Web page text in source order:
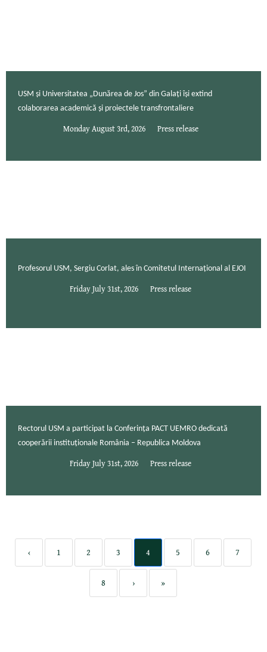
USM și Universitatea „Dunărea de Jos” din Galați își extind
colaborarea academică și proiectele transfrontaliere
Monday August 3rd, 2026 Press release
Profesorul USM, Sergiu Corlat, ales în Comitetul Internațional al EJOI
Friday July 31st, 2026 Press release
Rectorul USM a participat la Conferința PACT UEMRO dedicată
cooperării instituționale România – Republica Moldova
Friday July 31st, 2026 Press release
‹ 1 2 3 4 5 6 7
8 › »